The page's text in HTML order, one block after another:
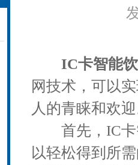
IC卡智能
网技术，可以
人的青睐和欢
首先，IC卡
以轻松得到所